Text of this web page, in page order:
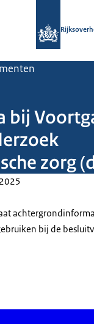
bij
zorg
bij de